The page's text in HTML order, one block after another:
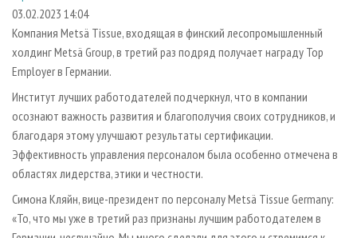
СУШКА ДРЕВЕСИНЫ
ПРОИЗВОДСТВО ДРЕВЕСНЫХ ПЛИТ
ДЕРЕВЯННОЕ ДОМОСТРОЕНИЕ
ПРОИЗВОДСТВО МЕБЕЛИ
БИОЭНЕРГЕТИКА
ЦБП
ИНСТРУМЕНТ И МАТЕРИАЛЫ
ПЕРСОНЫ
МОБИЛЬНЫЕ ВЫСТАВКИ
ОФИЦИАЛЬНЫЕ ДЕЛЕГАЦИИ
ПРИОРИТЕТНЫЕ ИНВЕСТПРОЕКТЫ
RUSSIAN FORESTRY REVIEW
ГАЗЕТА ЛЕСПРОМФОРУМ
БИБЛИОТЕКА СПЕЦИАЛИСТА
КОНТАКТЫ
РЕКЛАМА
РЕКЛАМА НА САЙТЕ
03.02.2023 14:04
Компания Metsä Tissue, входящая в финский лесопромышленный
холдинг Metsä Group, в третий раз подряд получает награду Top
Employer в Германии.
Институт лучших работодателей подчеркнул, что в компании
осознают важность развития и благополучия своих сотрудников, и
благодаря этому улучшают результаты сертификации.
Эффективность управления персоналом была особенно отмечена в
областях лидерства, этики и честности.
Симона Кляйн, вице-президент по персоналу Metsä Tissue Germany:
«То, что мы уже в третий раз признаны лучшим работодателем в